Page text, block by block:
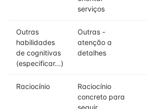
serviços
Outras
habilidades
de cognitivas
(especificar...)
Outras -
atenção a
detalhes
Raciocínio
Raciocínio
concreto para
seguir